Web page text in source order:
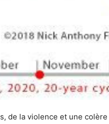
de la violence et une